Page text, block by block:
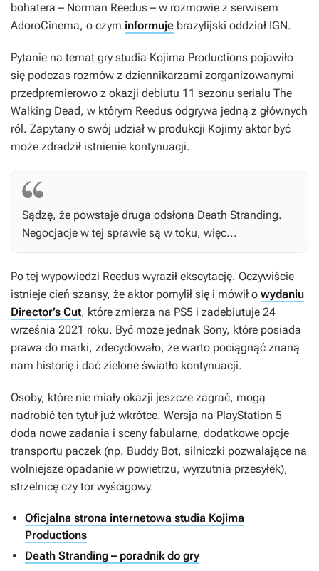
bohatera – Norman Reedus – w rozmowie z serwisem
AdoroCinema, o czym informuje brazylijski oddział IGN.
Pytanie na temat gry studia Kojima Productions pojawiło
się podczas rozmów z dziennikarzami zorganizowanymi
przedpremierowo z okazji debiutu 11 sezonu serialu The
Walking Dead, w którym Reedus odgrywa jedną z głównych
ról. Zapytany o swój udział w produkcji Kojimy aktor być
może zdradził istnienie kontynuacji.
Sądzę, że powstaje druga odsłona Death Stranding.
Negocjacje w tej sprawie są w toku, więc...
Po tej wypowiedzi Reedus wyraził ekscytację. Oczywiście
istnieje cień szansy, że aktor pomylił się i mówił o wydaniu
Director’s Cut, które zmierza na PS5 i zadebiutuje 24
września 2021 roku. Być może jednak Sony, które posiada
prawa do marki, zdecydowało, że warto pociągnąć znaną
nam historię i dać zielone światło kontynuacji.
Osoby, które nie miały okazji jeszcze zagrać, mogą
nadrobić ten tytuł już wkrótce. Wersja na PlayStation 5
doda nowe zadania i sceny fabularne, dodatkowe opcje
transportu paczek (np. Buddy Bot, silniczki pozwalające na
wolniejsze opadanie w powietrzu, wyrzutnia przesyłek),
strzelnicę czy tor wyścigowy.
Oficjalna strona internetowa studia Kojima
Productions
Death Stranding – poradnik do gry